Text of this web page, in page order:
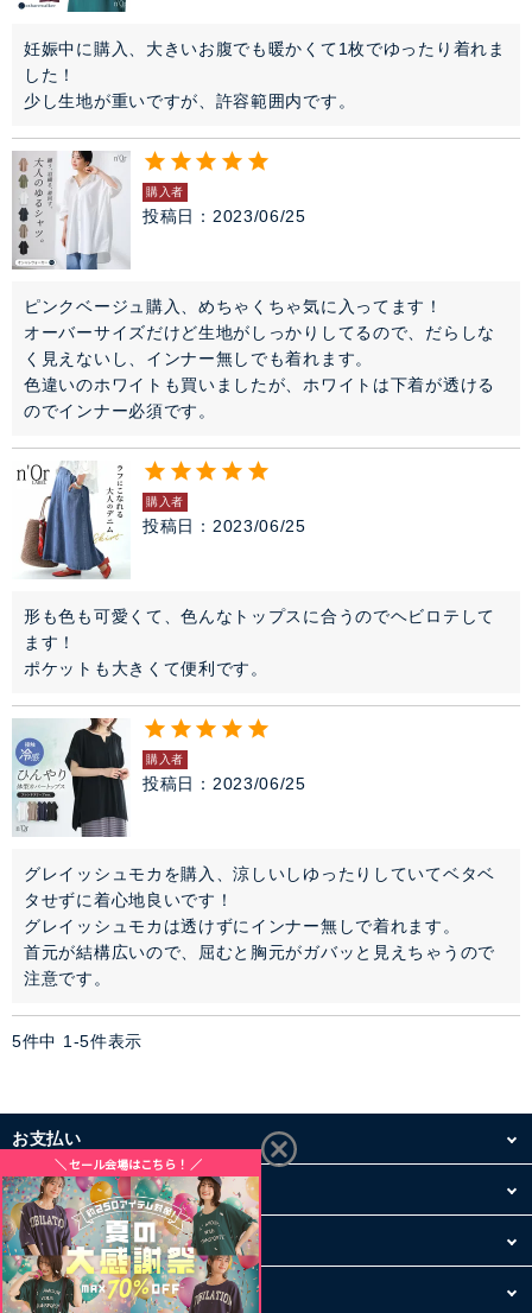
妊娠中に購入、大きいお腹でも暖かくて1枚でゆったり着れま
した！
少し生地が重いですが、許容範囲内です。
購入者
投稿日 2023/06/25
ピンクベージュ購入、めちゃくちゃ気に入ってます！
オーバーサイズだけど生地がしっかりしてるので、だらしな
く見えないし、インナー無しでも着れます。
色違いのホワイトも買いましたが、ホワイトは下着が透ける
のでインナー必須です。
購入者
投稿日 2023/06/25
形も色も可愛くて、色んなトップスに合うのでヘビロテして
ます！
ポケットも大きくて便利です。
購入者
投稿日 2023/06/25
グレイッシュモカを購入、涼しいしゆったりしていてベタベ
タせずに着心地良いです！
グレイッシュモカは透けずにインナー無しで着れます。
首元が結構広いので、屈むと胸元がガバッと見えちゃうので
注意です。
5件中 1 -5件表示
お支払い
配送・送料
お買い物について
その他